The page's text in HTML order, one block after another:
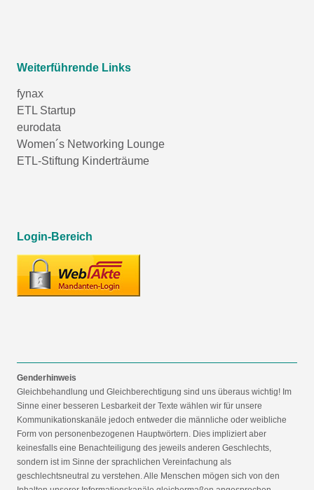
Weiterführende Links
fynax
ETL Startup
eurodata
Women´s Networking Lounge
ETL-Stiftung Kinderträume
Login-Bereich
Genderhinweis
Gleichbehandlung und Gleichberechtigung sind uns überaus wichtig! Im
Sinne einer besseren Lesbarkeit der Texte wählen wir für unsere
Kommunikationskanäle jedoch entweder die männliche oder weibliche
Form von personenbezogenen Hauptwörtern. Dies impliziert aber
keinesfalls eine Benachteiligung des jeweils anderen Geschlechts,
sondern ist im Sinne der sprachlichen Vereinfachung als
geschlechtsneutral zu verstehen. Alle Menschen mögen sich von den